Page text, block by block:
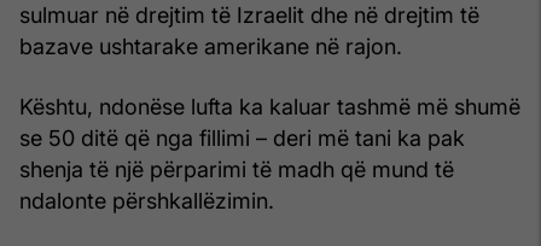
sulmuar në drejtim të Izraelit dhe në drejtim të
bazave ushtarake amerikane në rajon.
Kështu, ndonëse lufta ka kaluar tashmë më shumë
se 50 ditë që nga fillimi – deri më tani ka pak
shenja të një përparimi të madh që mund të
ndalonte përshkallëzimin.